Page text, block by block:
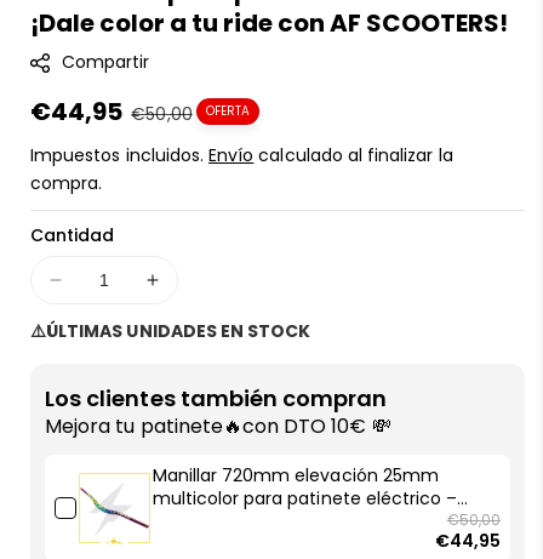
:¡Dale color a tu ride con AF SCOOTERS!
Compartir
Precio
en
oferta
€44,95 Precio
regular
€50,00 OFERTA
Impuestos incluidos.Envío calculado al finalizar la
compra.
Cantidad
Disminuir
cantidad
para
720mm
elevación
25mm
multicolor
para
patinete
eléctrico
Aumentar
para
720mm
elevación
multicolor
para
⚠️ÚLTIMAS UNIDADES EN STOCK
Los clientes también compran
Mejora tu patinete🔥con DTO 10€ 💸
Manillar 720mm elevación 25mm
multicolor para patinete eléctrico –
¡Dale color a tu ride con AF SCOOTERS!
€50,00
€44,95